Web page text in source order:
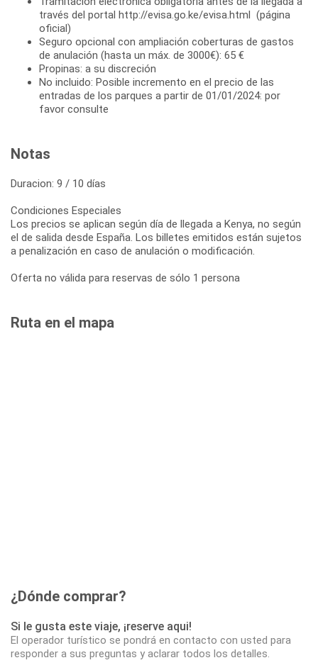
través del portal http://evisa.go.ke/evisa.html (página
oficial)
Seguro opcional con ampliación coberturas de gastos
de anulación (hasta un máx. de 3000€): 65 €
Propinas: a su discreción
No incluido: Posible incremento en el precio de las
entradas de los parques a partir de 01/01/2024: por
favor consulte
Notas
Duracion: 9 / 10 días
Condiciones Especiales
Los precios se aplican según día de llegada a Kenya, no según
el de salida desde España. Los billetes emitidos están sujetos
a penalización en caso de anulación o modificación.
Oferta no válida para reservas de sólo 1 persona
Ruta en el mapa
¿Dónde comprar?
Si le gusta este viaje, ¡reserve aqui!
El operador turístico se pondrá en contacto con usted para
responder a sus preguntas y aclarar todos los detalles.